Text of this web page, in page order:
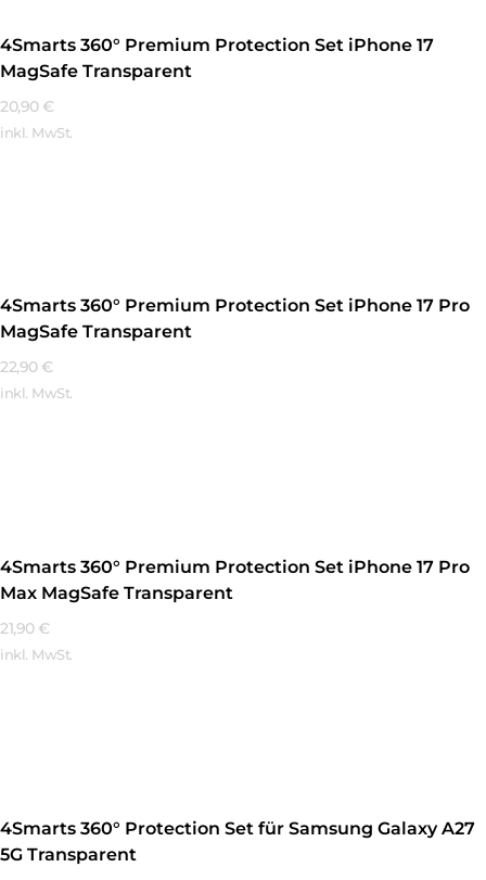
4Smarts 360° Premium Protection Set iPhone 17
MagSafe Transparent
20,90 €
inkl. MwSt.
4Smarts 360° Premium Protection Set iPhone 17 Pro
MagSafe Transparent
22,90 €
inkl. MwSt.
4Smarts 360° Premium Protection Set iPhone 17 Pro
Max MagSafe Transparent
21,90 €
inkl. MwSt.
4Smarts 360° Protection Set für Samsung Galaxy A27
5G Transparent